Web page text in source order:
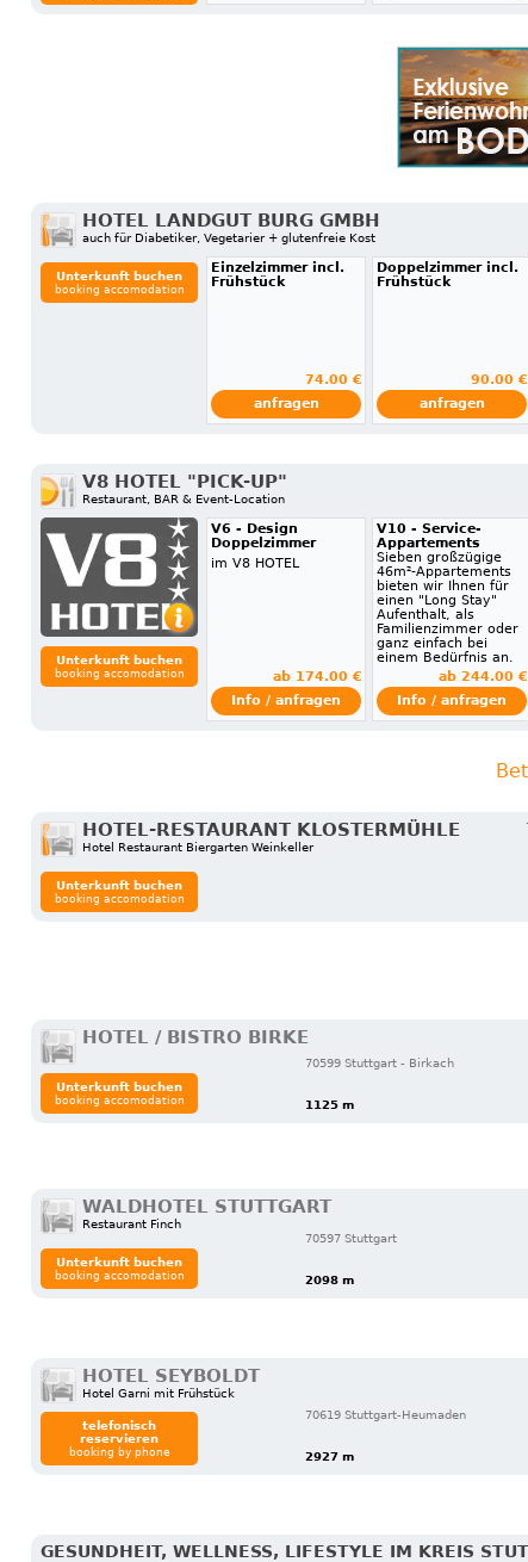
HOTEL LANDGUT BURG GMBH
auch für Diabetiker, Vegetarier + glutenfreie Kost
Unterkunft buchen
booking accomodation
Einzelzimmer incl.
Frühstück
74.00 €
anfragen
Doppelzimmer incl.
Frühstück
90.00 €
anfragen
V8 HOTEL "PICK-UP"
Restaurant, BAR & Event-Location
Unterkunft buchen
booking accomodation
V6 - Design
Doppelzimmer
im V8 HOTEL
ab 174.00 €
Info / anfragen
V10 - Service-
Appartements
Sieben großzügige
46m²-Appartements
bieten wir Ihnen für
einen "Long Stay"
Aufenthalt, als
Familienzimmer oder
ganz einfach bei
einem Bedürfnis an.
ab 244.00 €
Info / anfragen
HOTEL-RESTAURANT KLOSTERMÜHLE
Hotel Restaurant Biergarten Weinkeller
Unterkunft buchen
booking accomodation
HOTEL / BISTRO BIRKE
70599 Stuttgart - Birkach
1125 m
Unterkunft buchen
booking accomodation
WALDHOTEL STUTTGART
Restaurant Finch
70597 Stuttgart
2098 m
Unterkunft buchen
booking accomodation
HOTEL SEYBOLDT
Hotel Garni mit Frühstück
70619 Stuttgart-Heumaden
2927 m
telefonisch
reservieren
booking by phone
GESUNDHEIT, WELLNESS, LIFESTYLE IM KREIS